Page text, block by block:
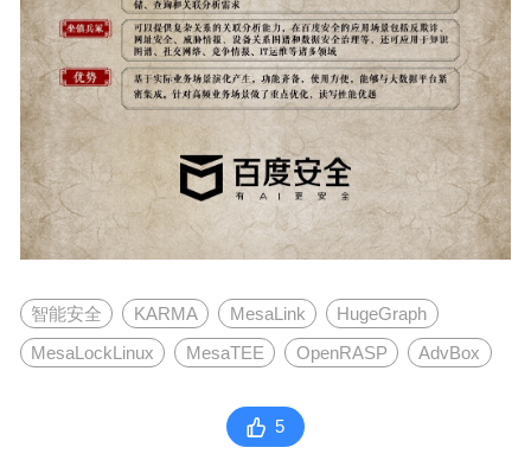
智能安全 KARMA MesaLink
HugeGraph
MesaLockLinux
MesaTEE OpenRASP
AdvBox
5